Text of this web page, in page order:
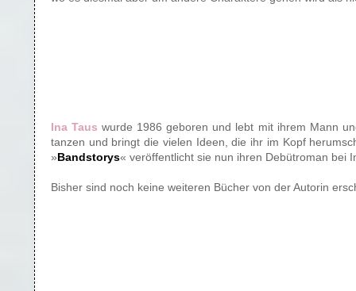
Ina Tauswurde 1986 geboren und lebt mit ihrem Mann
tanzen und bringt die vielen Ideen, die ihr im Kopf
»Bandstorys« veröffentlicht sie nun ihren Debütroman bei
Bisher sind noch keine weiteren Bücher von der Autorin